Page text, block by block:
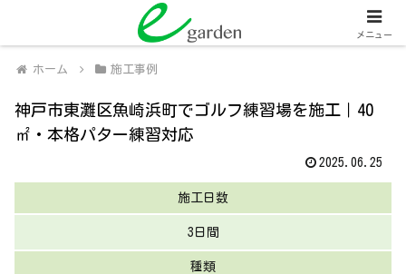
人工芝販売・施工、外壁塗装・施工
ホーム 施工事例
神戸市東灘区魚崎浜町でゴルフ練習場を施工｜40
㎡・本格パター練習対応
2025.06.25
施工日数
3日間
種類
メニュー